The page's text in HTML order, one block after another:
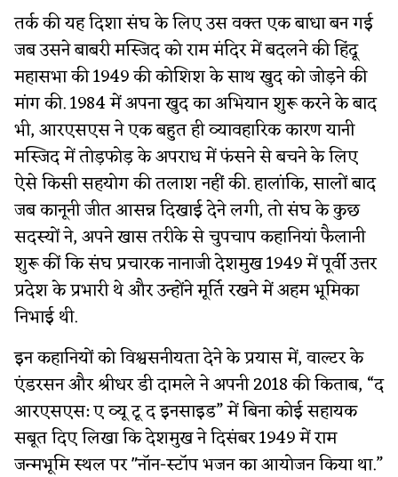
तर्क की यह दिशा संघ के लिए उस वक्त एक बाधा बन गई
जब उसने बाबरी मस्जिद को राम मंदिर में बदलने की हिंदू
महासभा की 1949 की कोशिश के साथ खुद को जोड़ने की
मांग की. 1984 में अपना खुद का अभियान शुरू करने के बाद
भी, आरएसएस ने एक बहुत ही व्यावहारिक कारण यानी
मस्जिद में तोड़फोड़ के अपराध में फंसने से बचने के लिए
ऐसे किसी सहयोग की तलाश नहीं की. हालांकि, सालों बाद
जब कानूनी जीत आसन्न दिखाई देने लगी, तो संघ के कुछ
सदस्यों ने, अपने खास तरीके से चुपचाप कहानियां फैलानी
शुरू कीं कि संघ प्रचारक नानाजी देशमुख 1949 में पूर्वी उत्तर
प्रदेश के प्रभारी थे और उन्होंने मूर्ति रखने में अहम भूमिका
निभाई थी.
इन कहानियों को विश्वसनीयता देने के प्रयास में, वाल्टर के
एंडरसन और श्रीधर डी दामले ने अपनी 2018 की किताब, “द
आरएसएस: ए व्यू टू द इनसाइड” में बिना कोई सहायक
सबूत दिए लिखा कि देशमुख ने दिसंबर 1949 में राम
जन्मभूमि स्थल पर "नॉन-स्टॉप भजन का आयोजन किया था.”